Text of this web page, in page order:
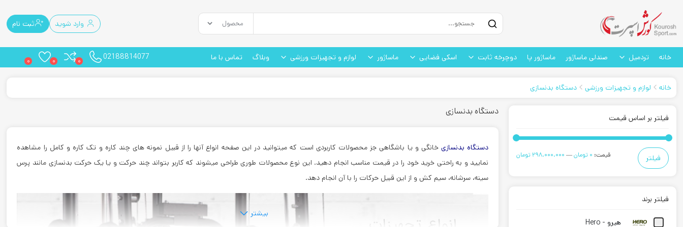
وارد شوید ثبت نام
خانه تردمیل صندلی ماساژور ماساژور پا دوچرخه ثابت اسکی فضایی ماساژور لوازم و تجهیزات ورزشی وبلاگ تماس با ما 02188814077
0
0
0
خانه لوازم و تجهیزات ورزشی دستگاه بدنسازی
فیلتر بر اساس قیمت
حداقل
حداکثر
فیلتر قیمت: 0 تومان — 298.000.000 تومان
فیلتر برند
هیرو - Hero
دستگاه بدنسازی
دستگاه بدنسازی خانگی و یا باشگاهی جز محصولات کاربردی است که میتوانید در این صفحه انواع آنها را از قبیل نمونه های چند کاره و تک کاره و کامل را مشاهده
نمایید و به راحتی خرید خود را در قیمت مناسب انجام دهید. این نوع محصولات طوری طراحی میشوند که کاربر بتواند چند حرکت و یا یک حرکت بدنسازی مانند پرس
سینه، سرشانه، سیم کش و از این قبیل حرکات را با آن انجام دهد.
بیشتر